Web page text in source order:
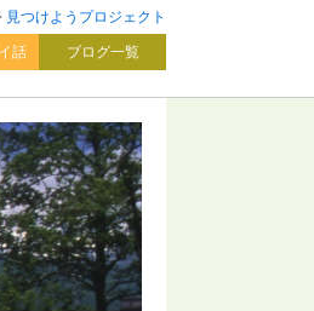
見つけようプロジェクト
話 ブログ一覧